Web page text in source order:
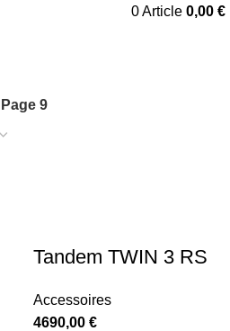
0Article 0,00 €
Page 9
Tandem TWIN 3 RS
Accessoires
4690,00 €